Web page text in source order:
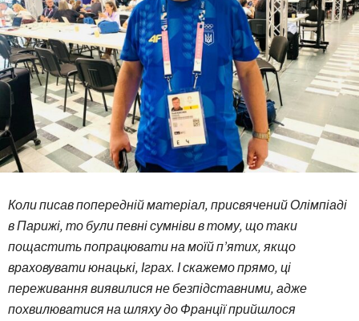
Коли писав попередній матеріал, присвячений Олімпіаді
в Парижі, то були певні сумніви в тому, що таки
пощастить попрацювати на моїй п’ятих, якщо
враховувати юнацькі, Іграх. І скажемо прямо, ці
переживання виявилися не безпідставними, адже
похвилюватися на шляху до Франції прийшлося